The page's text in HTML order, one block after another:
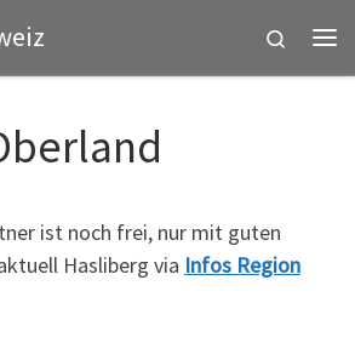
Search
ist noch frei, nur mit guten
Hasliberg via Infos Region